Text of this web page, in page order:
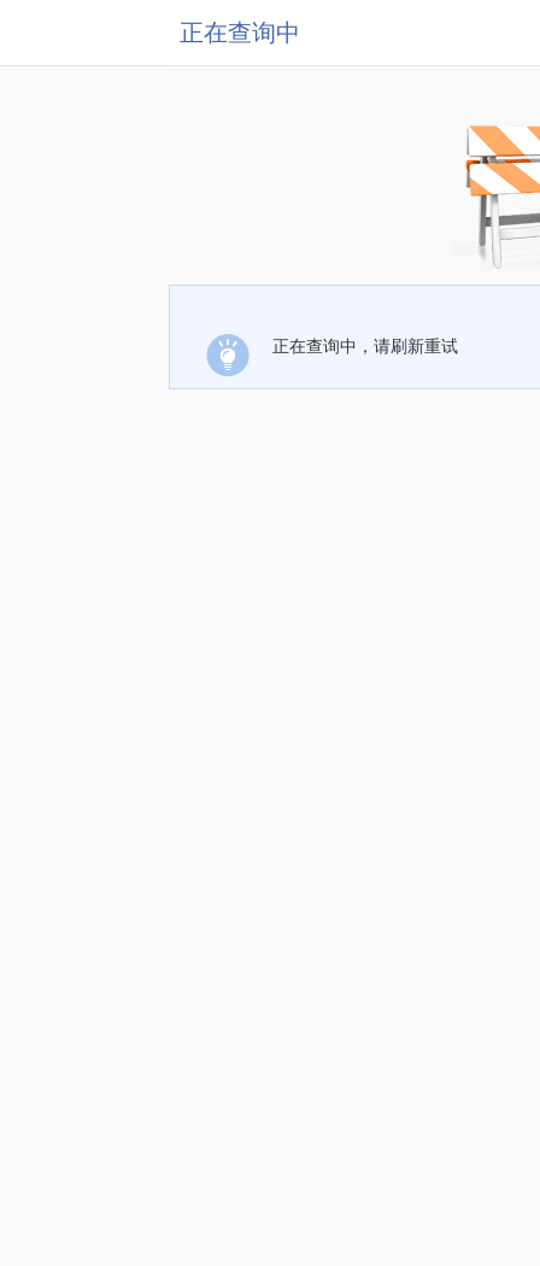
正在查询中
正在查询中，请刷新重试